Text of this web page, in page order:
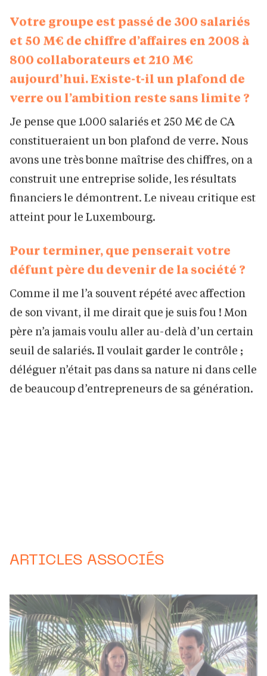
Votre groupe est passé de 300 salariés
et 50 M€ de chiffre d’affaires en 2008 à
800 collaborateurs et 210 M€
aujourd’hui. Existe-t-il un plafond de
verre ou l’ambition reste sans limite ?
Je pense que 1.000 salariés et 250 M€ de CA
constitueraient un bon plafond de verre. Nous
avons une très bonne maîtrise des chiffres, on a
construit une entreprise solide, les résultats
financiers le démontrent. Le niveau critique est
atteint pour le Luxembourg.
Pour terminer, que penserait votre
défunt père du devenir de la société ?
Comme il me l’a souvent répété avec affection
de son vivant, il me dirait que je suis fou ! Mon
père n’a jamais voulu aller au-delà d’un certain
seuil de salariés. Il voulait garder le contrôle ;
déléguer n’était pas dans sa nature ni dans celle
de beaucoup d’entrepreneurs de sa génération.
ARTICLES ASSOCIÉS